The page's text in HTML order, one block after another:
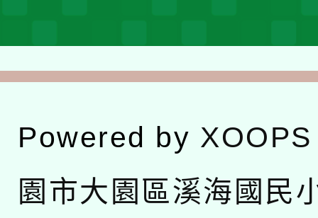
Powered by XOOPS
園市大園區溪海國民